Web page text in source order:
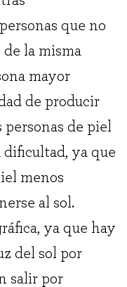
que no
la misma
mayor
de producir
de piel
ya que
menos
al sol.
ya que hay
del sol por
salir por